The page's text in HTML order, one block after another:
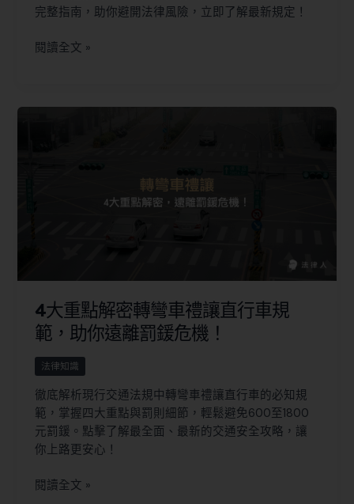
完整指南，助你避開法律風險，立即了解最新規定！
閱讀全文 »
4大重點解密轉彎車禮讓直行車規
範，助你遠離罰鍰危機！
法律知識
徹底解析現行交通法規中轉彎車禮讓直行車的必知規
範，掌握四大重點與罰則細節，輕鬆避免600至1800
元罰鍰。點擊了解最全面、最新的交通安全攻略，讓
你上路更安心！
閱讀全文 »